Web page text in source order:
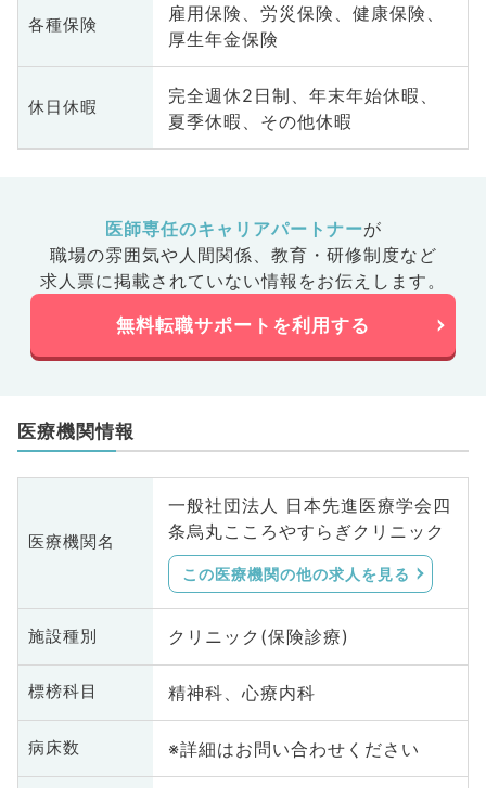
各種保険
雇用保険、労災保険、健康保険、
厚生年金保険
休日休暇
完全週休2日制、年末年始休暇、
夏季休暇、その他休暇
医師専任のキャリアパートナーが
職場の雰囲気や人間関係、 教育・研修制度など
求人票に掲載されていない情報をお伝えします。
無料転職サポートを利用する
医療機関情報
医療機関名
一般社団法人 日本先進医療学会四
条烏丸こころやすらぎクリニック
この医療機関の他の求人を見る
施設種別 クリニック(保険診療)
標榜科目 精神科、心療内科
病床数 ※詳細はお問い合わせください